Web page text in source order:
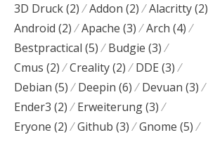
3D Druck(2) Addon (2) Alacritty(2)
Android (2) Apache (3) Arch (4)
Bestpractical (5) Budgie (3)
Cmus (2) Creality(2) DDE (3)
Debian (5) Deepin (6) Devuan (3)
Ender3 (2) Erweiterung(3)
Eryone (2) Github (3) Gnome (5)